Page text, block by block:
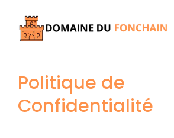
contenu
Politique de
Confidentialité